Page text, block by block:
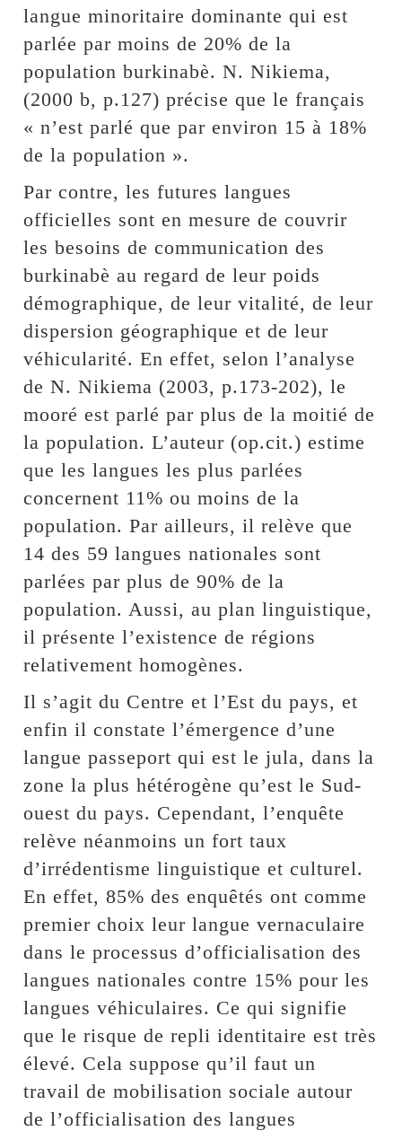
langue minoritaire dominante qui est
parlée par moins de 20% de la
population burkinabè. N. Nikiema,
(2000 b, p.127) précise que le français
« n’est parlé que par environ 15 à 18%
de la population ».
Par contre, les futures langues
officielles sont en mesure de couvrir
les besoins de communication des
burkinabè au regard de leur poids
démographique, de leur vitalité, de leur
dispersion géographique et de leur
véhicularité. En effet, selon l’analyse
de N. Nikiema (2003, p.173-202), le
mooré est parlé par plus de la moitié de
la population. L’auteur (op.cit.) estime
que les langues les plus parlées
concernent 11% ou moins de la
population. Par ailleurs, il relève que
14 des 59 langues nationales sont
parlées par plus de 90% de la
population. Aussi, au plan linguistique,
il présente l’existence de régions
relativement homogènes.
Il s’agit du Centre et l’Est du pays, et
enfin il constate l’émergence d’une
langue passeport qui est le jula, dans la
zone la plus hétérogène qu’est le Sud-
ouest du pays. Cependant, l’enquête
relève néanmoins un fort taux
d’irrédentisme linguistique et culturel.
En effet, 85% des enquêtés ont comme
premier choix leur langue vernaculaire
dans le processus d’officialisation des
langues nationales contre 15% pour les
langues véhiculaires. Ce qui signifie
que le risque de repli identitaire est très
élevé. Cela suppose qu’il faut un
travail de mobilisation sociale autour
de l’officialisation des langues